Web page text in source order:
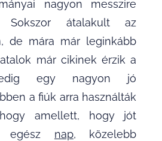
nagyon messzire
Sokszor átalakult az
de mára már leginkább
már cikinek érzik a
egy nagyon jó
a fiúk arra használták
amellett, hogy jót
egész nap, közelebb